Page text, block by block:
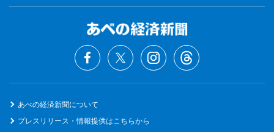
あべの経済新聞について
プレスリリース・情報提供はこちらから